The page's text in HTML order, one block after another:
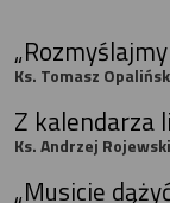
Ks. Tomasz
Z kalendarza
Ks. Andrzej Rojewski
„Musicie